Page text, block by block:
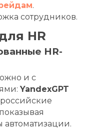
.
сотрудников.
HR
HR-
и с
YandexGPT
автоматизации.